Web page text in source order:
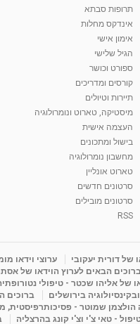
תרופות סבתא
אינדקס מחלות
אימון אישי
הגיל שלישי
ספורט וכושר
קורסים ומדריכים
תיירות וטיולים
מיסטיקה, טארוט ונומרולוגיה
העצמה אישית
בישול ומתכונים
מחשבון נומרולוגיה
טארוט אונליין
סרטונים חדשים
סרטונים מובילים
RSS
של דורית יעקובי ערוצי וידאו
ברוכים הבאים לערוץ הוידאו של
של אליהו שכטר - טיפולי
בירושלים
ברוכים
הולצמן שמוטר -
- טאי צ'י וצ'י קונג בהרצליה